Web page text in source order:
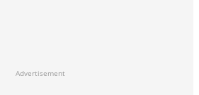
Advertisement